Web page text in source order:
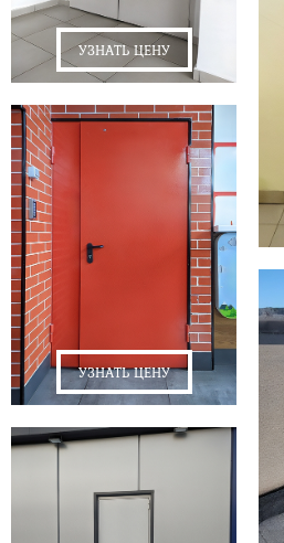
УЗНАТЬ ЦЕНУ
УЗНАТЬ ЦЕНУ